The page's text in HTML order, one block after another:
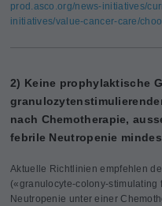
prod.asco.org/news-initiatives/
initiatives/value-cancer-care/
2) Keine prophylaktische
nach Chemotherapie,
febrile Neutropenie
Aktuelle Richtlinien empfehlen
(«granulocyte-colony-stimulating
Neutropenie unter einer